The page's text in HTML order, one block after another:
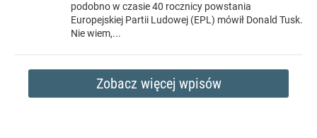
podobno w czasie 40 rocznicy powstania
Europejskiej Partii Ludowej (EPL) mówił Donald Tusk.
Nie wiem,...
Zobacz więcej wpisów